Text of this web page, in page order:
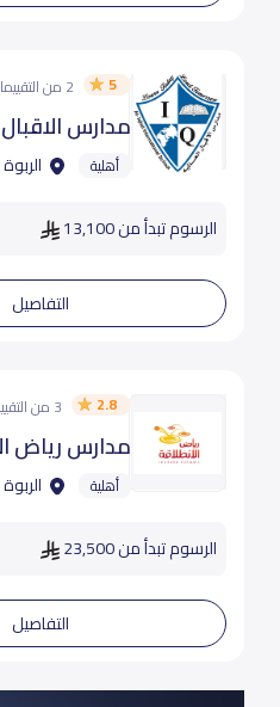
5 2 من التقييمات
مدارس
أهلية
الرسوم تبدأ من 13,100
التفاصيل
2.8 3 من التقييمات
مدارس رياض
أهلية
الرسوم تبدأ من 23,500
التفاصيل